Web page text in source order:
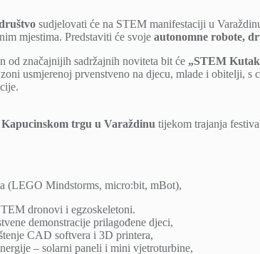
sudjelovati će na STEM manifestaciji u
mjestima. Predstaviti će svoje autonomne robote,
od značajnijih sadržajnih noviteta bit će „STEM
usmjerenoj prvenstveno na djecu, mlade i obitelji,
Kapucinskom trgu u Varaždinu tijekom trajanja
(LEGO Mindstorms, micro:bit, mBot),
dronovi i egzoskeletoni.
demonstracije prilagođene djeci,
CAD softvera i 3D printera,
– solarni paneli i mini vjetroturbine,